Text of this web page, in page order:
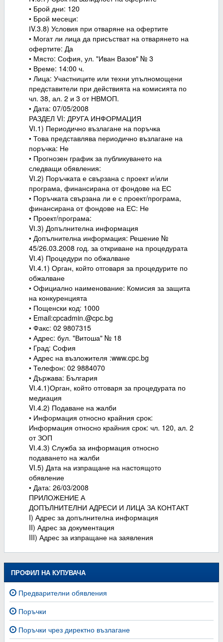
• Брой дни: 120
• Брой месеци:
ІV.3.8) Условия при отваряне на офертите
• Могат ли лица да присъстват на отварянето на
офертите: Да
• Място: София, ул. "Иван Вазов" № 3
• Време: 14:00 ч.
• Лица: Участниците или техни упълномощени
представители при действията на комисията по
чл. 38, ал. 2 и 3 от НВМОП.
• Дата: 07/05/2008
РАЗДЕЛ VI: ДРУГА ИНФОРМАЦИЯ
VІ.1) Периодично възлагане на поръчка
• Това представлява периодично възлагане на
поръчка: Не
• Прогнозен график за публикуването на
следващи обявления:
VІ.2) Поръчката е свързана с проект и/или
програма, финансирана от фондове на ЕС
• Поръчката свързана ли е с проект/програма,
финансирана от фондове на ЕС: Не
• Проект/програма:
VІ.3) Допълнителна информация
• Допълнителна информация: Решение №
45/26.03.2008 год. за откриване на процедурата
VІ.4) Процедури по обжалване
VІ.4.1) Орган, който отговаря за процедурите по
обжалване
• Официално наименование: Комисия за защита
на конкуренцията
• Пощенски код: 1000
• Email:cpcadmin.@cpc.bg
• Факс: 02 9807315
• Адрес: бул. "Витоша" № 18
• Град: София
• Адрес на възложителя :www.cpc.bg
• Телефон: 02 9884070
• Държава: България
VІ.4.1)Орган, който отговаря за процедурата по
медиация
VІ.4.2) Подаване на жалби
• Информация относно крайния срок:
Информация относно крайния срок: чл. 120, ал. 2
от ЗОП
VІ.4.3) Служба за информация относно
подаването на жалби
VI.5) Дата на изпращане на настоящото
обявление
• Дата: 26/03/2008
ПРИЛОЖЕНИЕ А
ДОПЪЛНИТЕЛНИ АДРЕСИ И ЛИЦА ЗА КОНТАКТ
I) Адрес за допълнителна информация
II) Адрес за документация
III) Адрес за изпращане на заявления
ПРОФИЛ НА КУПУВАЧА
Предварителни обявления
Поръчки
Поръчки чрез директно възлагане